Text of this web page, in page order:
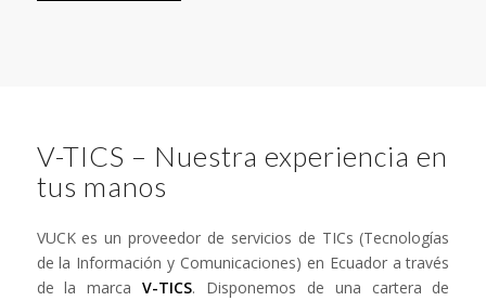
V-TICS – Nuestra experiencia en
tus manos
VUCK es un proveedor de servicios de TICs (Tecnologías
de la Información y Comunicaciones) en Ecuador a través
de la marcaV-TICS. Disponemos de una cartera de